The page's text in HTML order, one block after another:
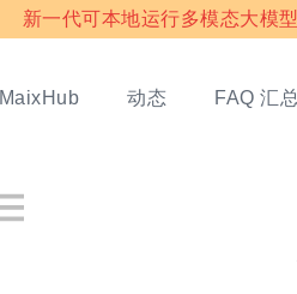
新一代可本地运行多模态大模
MaixHub 动态 FAQ 汇总